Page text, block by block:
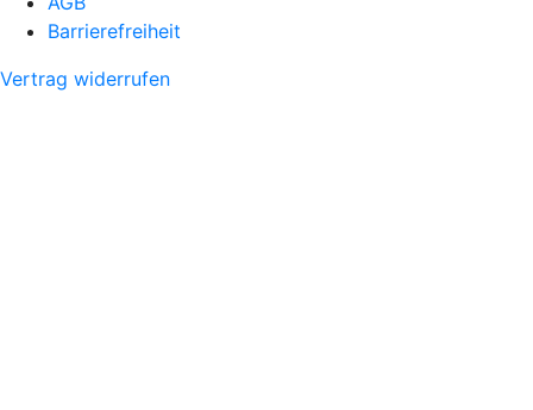
Barrierefreiheit
Vertrag widerrufen